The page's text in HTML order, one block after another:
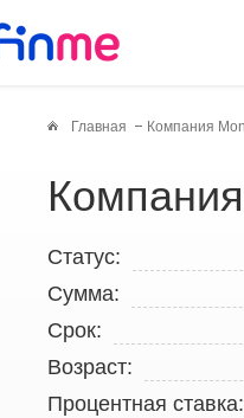
Главная Компания
Статус:
Сумма:
Срок:
Возраст:
Процентная ставка: